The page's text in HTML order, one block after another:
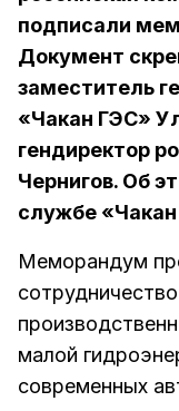
подписали
Документ
заместитель
«Чакан ГЭС»
гендиректор
Чернигов. Об
службе
Меморандум
малой
современных